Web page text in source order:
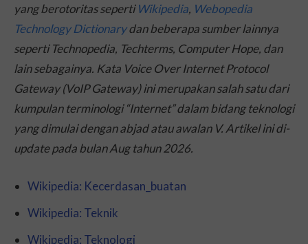
yang berotoritas sepertiWikipedia, Webopedia
Technology Dictionarydan beberapa sumber lainnya
seperti Technopedia, Techterms, Computer Hope, dan
lain sebagainya. Kata Voice Over Internet Protocol
Gateway (VoIP Gateway) ini merupakan salah satu dari
kumpulan terminologi “Internet” dalam bidang teknologi
yang dimulai dengan abjad atau awalan V. Artikel ini di-
updatepada bulan Aug tahun 2026.
Wikipedia: Kecerdasan_buatan
Wikipedia: Teknik
Wikipedia: Teknologi